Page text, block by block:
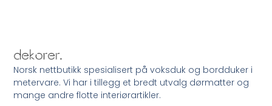
Norsk nettbutikk spesialisert på voksduk og bordduker i
metervare. Vi har i tillegg et bredt utvalg dørmatter og
mange andre flotte interiørartikler.